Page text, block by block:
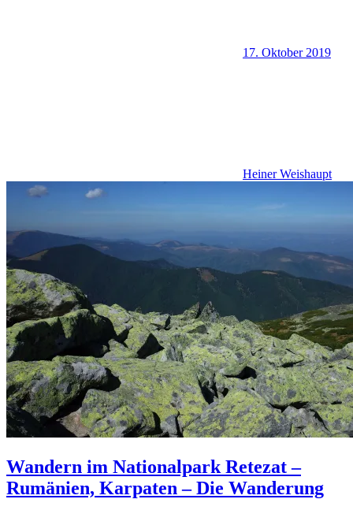
17. Oktober 2019
Heiner Weishaupt
Wandern im Nationalpark Retezat –
Rumänien, Karpaten – Die Wanderung